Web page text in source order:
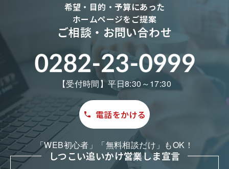
希望・目的・予算にあった
ホームページをご提案
ご相談・お問い合わせ
【受付時間】平日8:30～17:30
電話をかける
「WEB初心者」「無料相談だけ」もOK！
しつこい追いかけ営業しま宣言